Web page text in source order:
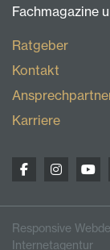
Fachmagazine
Ratgeber
Kontakt
Karriere
Responsive
Internetagentur